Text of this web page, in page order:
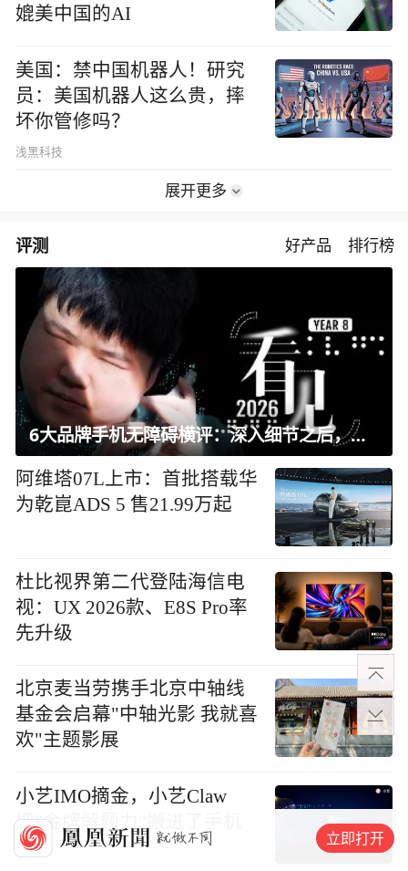
媲美中国的AI
美国：禁中国机器人！研究
员：美国机器人这么贵，摔
坏你管修吗？
浅黑科技
展开更多
评测 好产品 排行榜
6大品牌手机无障碍横评：深入细节之后，似乎只有苹果能挺住？｜ 看见2026
阿维塔07L上市：首批搭载华
为乾崑ADS 5 售21.99万起
杜比视界第二代登陆海信电
视：UX 2026款、E8S Pro率
先升级
北京麦当劳携手北京中轴线
基金会启幕"中轴光影 我就喜
欢"主题影展
小艺IMO摘金，小艺Claw
把"金牌解题力"搬进了手机
立即打开